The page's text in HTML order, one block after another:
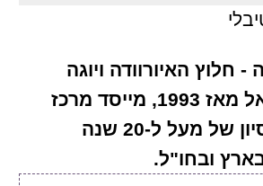
- חלוץ האיורוודה ויוגה
תראפיה בישראל מאז 1993, מייסד מרכז
SHRI, ובעל ניסיון של מעל ל-20 שנה
ובחו"ל.